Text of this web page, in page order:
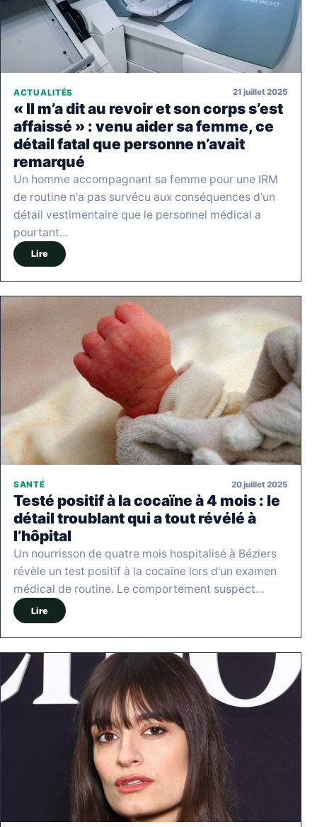
ACTUALITÉS 21 juillet 2025
« Il m’a dit au revoir et son corps s’est
affaissé » : venu aider sa femme, ce
détail fatal que personne n’avait
remarqué
Un homme accompagnant sa femme pour une IRM
de routine n'a pas survécu aux conséquences d'un
détail vestimentaire que le personnel médical a
pourtant…
Lire
SANTÉ 20 juillet 2025
Testé positif à la cocaïne à 4 mois : le
détail troublant qui a tout révélé à
l’hôpital
Un nourrisson de quatre mois hospitalisé à Béziers
révèle un test positif à la cocaïne lors d'un examen
médical de routine. Le comportement suspect…
Lire